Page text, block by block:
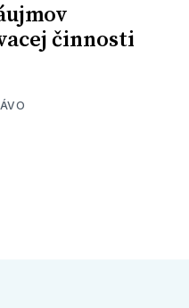
činnosti